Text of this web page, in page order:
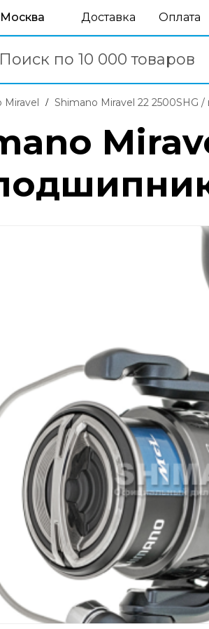
Москва Доставка Оплата
Miravel Shimano Miravel 22 2500SHG